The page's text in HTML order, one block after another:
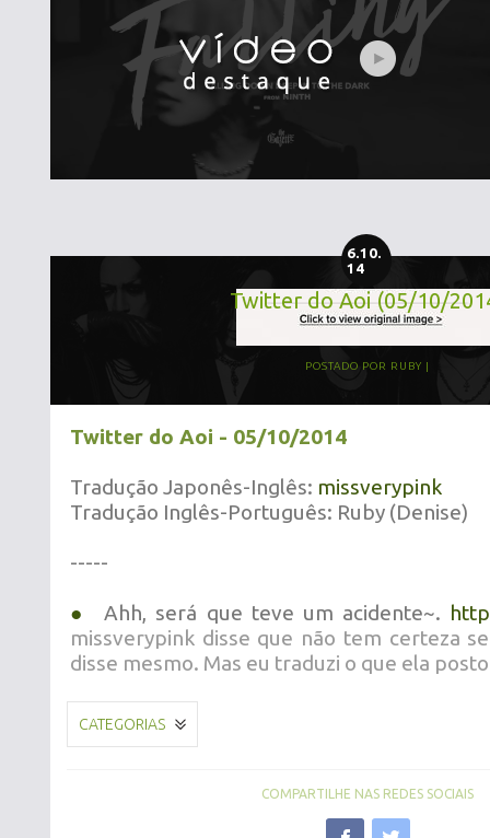
6.10.
14
Twitter do Aoi (05/10/
POSTADO POR RUBY
Twitter do Aoi - 05/10/2014
Tradução Japonês-Inglês: missverypink
Tradução Inglês-Português: Ruby (Denise)
-----
● Ahh, será que teve um acidente~.
missverypink disse que não tem certeza
disse mesmo. Mas eu traduzi o que ela
CATEGORIAS
COMPARTILHE NAS REDES SOCIAIS